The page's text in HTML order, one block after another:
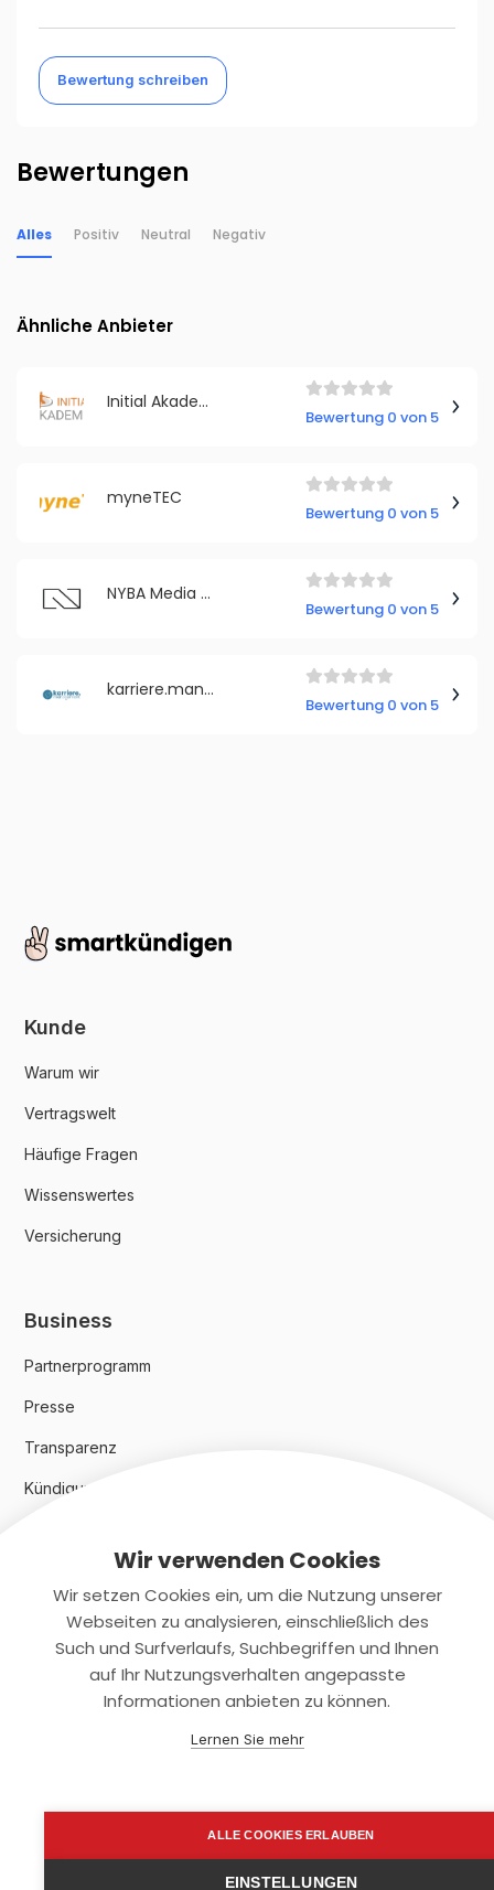
Bewertung schreiben
Bewertungen
Alles Positiv Neutral Negativ
Ähnliche Anbieter
Initial Akademie
Bewertung 0 von 5
myneTEC
Bewertung 0 von 5
NYBA Media GmbH
Bewertung 0 von 5
karriere.management
Bewertung 0 von 5
Kunde
Warum wir
Vertragswelt
Häufige Fragen
Wissenswertes
Versicherung
Business
Partnerprogramm
Presse
Transparenz
Kündigungsindex 2024
Rechtliches
Datenschutz
support@smartkuendigen.de
Wir verwenden Cookies
Wir setzen Cookies ein, um die Nutzung unserer
Webseiten zu analysieren, einschließlich des
Such und Surfverlaufs, Suchbegriffen und Ihnen
auf Ihr Nutzungsverhalten angepasste
Informationen anbieten zu können.
Lernen Sie mehr
ALLE COOKIES ERLAUBEN
EINSTELLUNGEN